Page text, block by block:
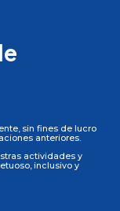
sin fines de lucro
anteriores.
actividades y
inclusivo y